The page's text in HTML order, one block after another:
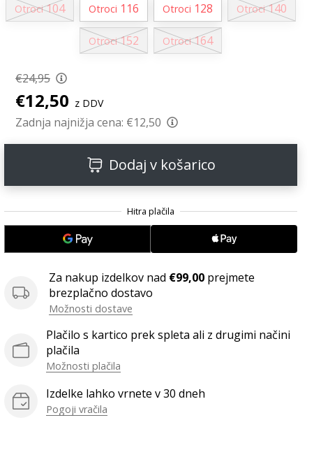
Otroci 104 Otroci 116 Otroci 128 Otroci 140
Otroci 152 Otroci 164
€24,95
€12,50 z DDV
Zadnja najnižja cena: €12,50
Dodaj v košarico
Za nakup izdelkov nad €99,00 prejmete
brezplačno dostavo
Možnosti dostave
Plačilo s kartico prek spleta ali z drugimi načini
plačila
Možnosti plačila
Izdelke lahko vrnete v 30 dneh
Pogoji vračila